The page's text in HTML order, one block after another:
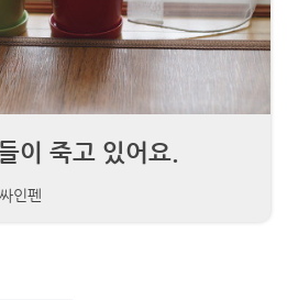
이 죽고 있어요.
싸인펜